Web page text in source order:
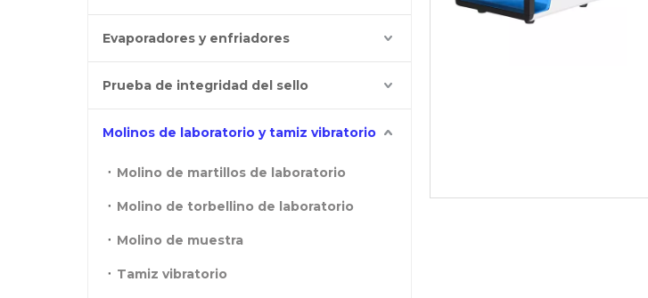
Evaporadores y enfriadores
Prueba de integridad del sello
Molinos de laboratorio y tamiz vibratorio
Molino de martillos de laboratorio
Molino de torbellino de laboratorio
Molino de muestra
Tamiz vibratorio